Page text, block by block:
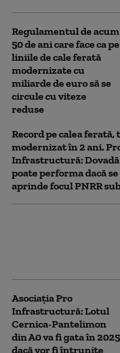
Regulamentul de acum
50 de ani care face ca pe
liniile de cale ferată
modernizate cu
miliarde de euro să se
circule cu viteze
reduse
Record pe calea ferată,
modernizat în 2 ani.
Infrastructură: Dovadă
poate performa dacă se
aprinde focul PNRR
Asociaţia Pro
Infrastructură: Lotul
Cernica-Pantelimon
din A0 va fi gata în 2025
dacă vor fi întrunite